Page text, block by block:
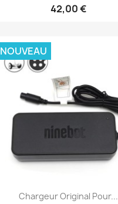
42,00 €
Aperçu rapide
Chargeur Original Pour...
NOUVEAU